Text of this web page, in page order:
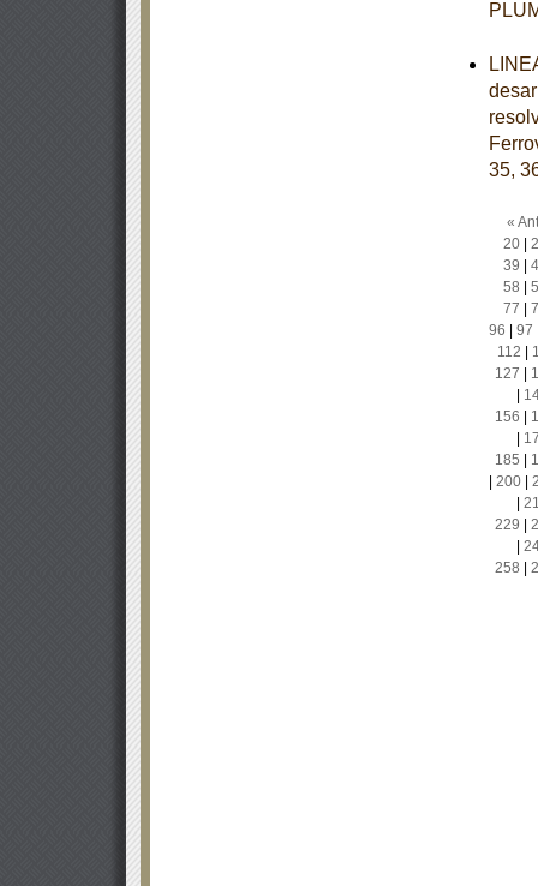
35,
«
20|
39
58
77
96
97
112
127
156
185
200|
229
258